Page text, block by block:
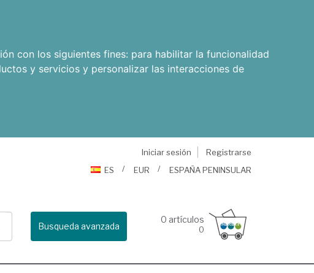
con los siguientes fines: para habilitar la funcionalidad
y servicios y personalizar las interacciones de
Iniciar sesión
Registrarse
ES
EUR ESPAÑA PENINSULAR
Busqueda avanzada
0 artículos
0